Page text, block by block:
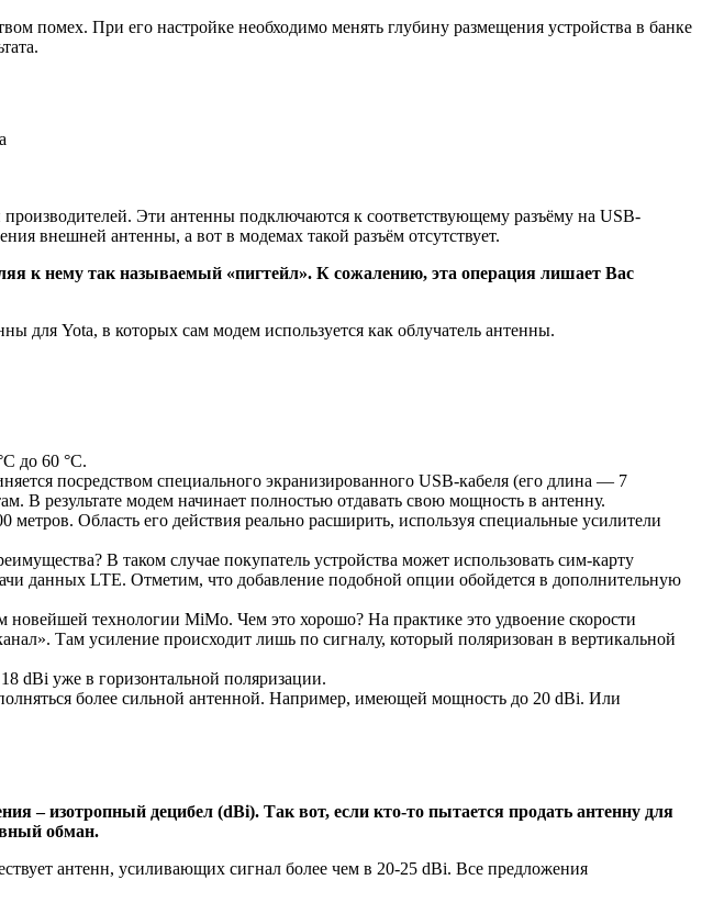
помех. При его настройке необходимо менять глубину размещения устройства в банке
Эти антенны подключаются к соответствующему разъёму на USB-
внешней антенны, а вот в модемах такой разъём отсутствует.
к нему так называемый «пигтейл». К сожалению, эта операция лишает Вас
для Yota, в которых сам модем используется как облучатель антенны.
до 60 °С.
посредством специального экранизированного USB-кабеля (его длина — 7
В результате модем начинает полностью отдавать свою мощность в антенну.
Область его действия реально расширить, используя специальные усилители
В таком случае покупатель устройства может использовать сим-карту
данных LTE. Отметим, что добавление подобной опции обойдется в дополнительную
новейшей технологии MiMo. Чем это хорошо? На практике это удвоение скорости
Там усиление происходит лишь по сигналу, который поляризован в вертикальной
dBi уже в горизонтальной поляризации.
более сильной антенной. Например, имеющей мощность до 20 dBi. Или
– изотропный децибел (dBi). Так вот, если кто-то пытается продать антенну для
обман.
антенн, усиливающих сигнал более чем в 20-25 dBi. Все предложения